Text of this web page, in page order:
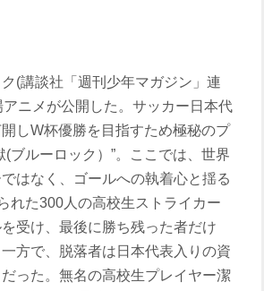
(講談社「週刊少年マガジン」連
ニメが公開した。サッカー日本代
しW杯優勝を目指すため極秘のプ
ブルーロック）”。ここでは、世界
はなく、ゴールへの執着心と揺る
れた300人の高校生ストライカー
受け、最後に勝ち残った者だけ
方で、脱落者は日本代表入りの資
った。無名の高校生プレイヤー潔